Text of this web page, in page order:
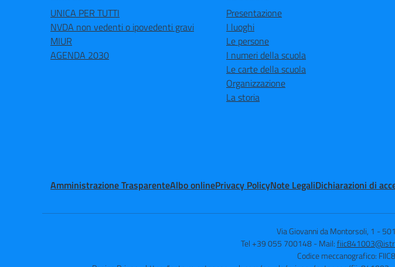
UNICA PER TUTTI
NVDA non vedenti o ipovedenti gravi
MIUR
AGENDA 2030
Presentazione
I luoghi
Le persone
I numeri della scuola
Le carte della scuola
Organizzazione
La storia
Amministrazione TrasparenteAlbo onlinePrivacy PolicyNote LegaliDichiarazioni di
Via Giovanni da Montorsoli, 1 -
Tel +39 055 700148 - Mail:
Codice meccanografico: